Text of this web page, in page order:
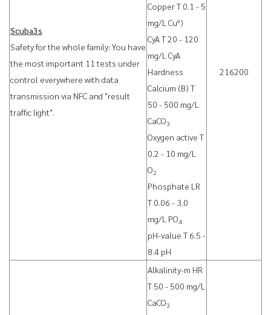
Scuba3s
Safety for the whole family: You have
the most important 11 tests under
control everywhere with data
transmission via NFC and "result
traffic light".
Copper T 0.1 - 5
mg/L Cua)
CyA T 20 - 120
mg/L CyA
Hardness
Calcium (B) T
50 - 500 mg/L
CaCO3
Oxygen active T
0.2 - 10 mg/L
O2
Phosphate LR
T 0.06 - 3.0
mg/L PO4
pH-value T 6.5 -
8.4 pH
216200
Alkalinity-m HR
T 50 - 500 mg/L
CaCO3